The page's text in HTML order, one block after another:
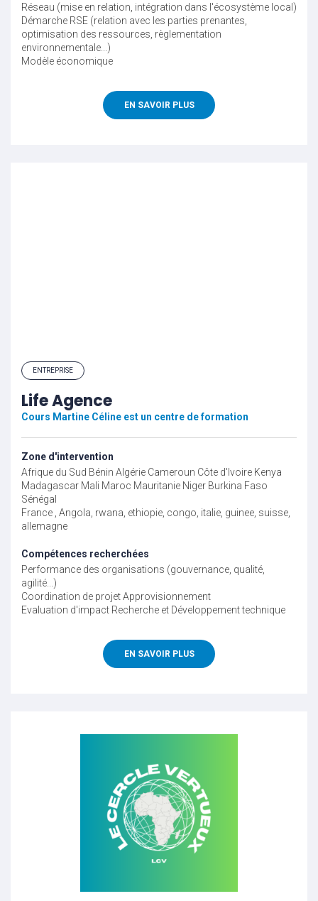
Réseau (mise en relation, intégration dans l'écosystème local)
Démarche RSE (relation avec les parties prenantes,
optimisation des ressources, règlementation
environnementale...)
Modèle économique
EN SAVOIR PLUS
ENTREPRISE
Life Agence
Cours Martine Céline est un centre de formation
Zone d'intervention
Afrique du Sud Bénin Algérie Cameroun Côte d'Ivoire Kenya
Madagascar Mali Maroc Mauritanie Niger Burkina Faso
Sénégal
France , Angola, rwana, ethiopie, congo, italie, guinee, suisse,
allemagne
Compétences recherchées
Performance des organisations (gouvernance, qualité,
agilité...)
Coordination de projetApprovisionnement
Evaluation d'impact Recherche et Développement technique
EN SAVOIR PLUS